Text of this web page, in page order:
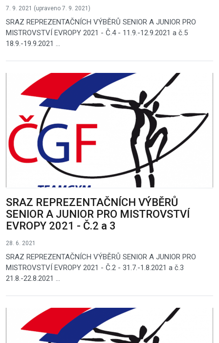
7. 9. 2021 (upraveno 7. 9. 2021)
SRAZ REPREZENTAČNÍCH VÝBĚRŮ SENIOR A JUNIOR PRO
MISTROVSTVÍ EVROPY 2021 - Č.4 - 11.9.-12.9.2021 a č.5
18.9.-19.9.2021 ...
SRAZ REPREZENTAČNÍCH VÝBĚRŮ
SENIOR A JUNIOR PRO MISTROVSTVÍ
EVROPY 2021 - Č.2 a 3
28. 6. 2021
SRAZ REPREZENTAČNÍCH VÝBĚRŮ SENIOR A JUNIOR PRO
MISTROVSTVÍ EVROPY 2021 - Č.2 - 31.7.-1.8.2021 a č.3
21.8.-22.8.2021 ...